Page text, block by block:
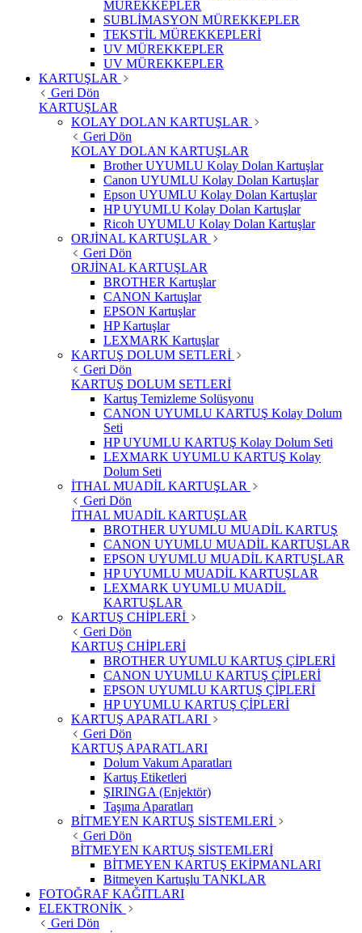
MÜREKKEPLER
SUBLİMASYON MÜREKKEPLER
TEKSTİL MÜREKKEPLERİ
UV MÜREKKEPLER
UV MÜREKKEPLER
KARTUŞLAR
Geri Dön
KARTUŞLAR
KOLAY DOLAN KARTUŞLAR
Geri Dön
KOLAY DOLAN KARTUŞLAR
Brother UYUMLU Kolay Dolan Kartuşlar
Canon UYUMLU Kolay Dolan Kartuşlar
Epson UYUMLU Kolay Dolan Kartuşlar
HP UYUMLU Kolay Dolan Kartuşlar
Ricoh UYUMLU Kolay Dolan Kartuşlar
ORJİNAL KARTUŞLAR
Geri Dön
ORJİNAL KARTUŞLAR
BROTHER Kartuşlar
CANON Kartuşlar
EPSON Kartuşlar
HP Kartuşlar
LEXMARK Kartuşlar
KARTUŞ DOLUM SETLERİ
Geri Dön
KARTUŞ DOLUM SETLERİ
Kartuş Temizleme Solüsyonu
CANON UYUMLU KARTUŞ Kolay Dolum
Seti
HP UYUMLU KARTUŞ Kolay Dolum Seti
LEXMARK UYUMLU KARTUŞ Kolay
Dolum Seti
İTHAL MUADİL KARTUŞLAR
Geri Dön
İTHAL MUADİL KARTUŞLAR
BROTHER UYUMLU MUADİL KARTUŞ
CANON UYUMLU MUADİL KARTUŞLAR
EPSON UYUMLU MUADİL KARTUŞLAR
HP UYUMLU MUADİL KARTUŞLAR
LEXMARK UYUMLU MUADİL
KARTUŞLAR
KARTUŞ CHİPLERİ
Geri Dön
KARTUŞ CHİPLERİ
BROTHER UYUMLU KARTUŞ ÇİPLERİ
CANON UYUMLU KARTUŞ ÇİPLERİ
EPSON UYUMLU KARTUŞ ÇİPLERİ
HP UYUMLU KARTUŞ ÇİPLERİ
KARTUŞ APARATLARI
Geri Dön
KARTUŞ APARATLARI
Dolum Vakum Aparatları
Kartuş Etiketleri
ŞIRINGA (Enjektör)
Taşıma Aparatları
BİTMEYEN KARTUŞ SİSTEMLERİ
Geri Dön
BİTMEYEN KARTUŞ SİSTEMLERİ
BİTMEYEN KARTUŞ EKİPMANLARI
Bitmeyen Kartuşlu TANKLAR
FOTOĞRAF KAĞITLARI
ELEKTRONİK
Geri Dön